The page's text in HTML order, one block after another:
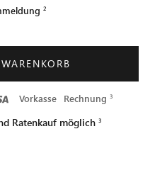
Vorkasse Rechnung
Ratenkauf möglich